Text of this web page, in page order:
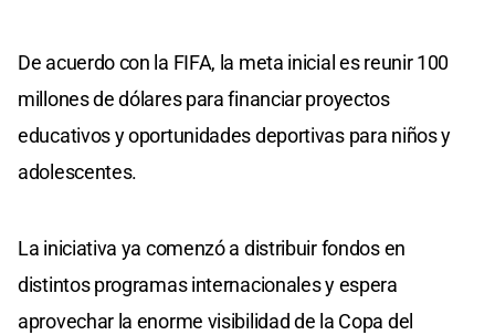
De acuerdo con la FIFA, la meta inicial es reunir 100
millones de dólares para financiar proyectos
educativos y oportunidades deportivas para niños y
adolescentes.
La iniciativa ya comenzó a distribuir fondos en
distintos programas internacionales y espera
aprovechar la enorme visibilidad de la Copa del